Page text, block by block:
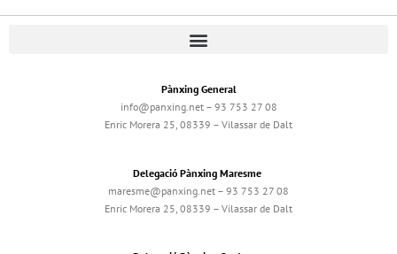
Pànxing General
info@panxing.net – 93 753 27 08
Enric Morera 25, 08339 – Vilassar de Dalt
Delegació Pànxing Maresme
maresme@panxing.net – 93 753 27 08
Enric Morera 25, 08339 – Vilassar de Dalt